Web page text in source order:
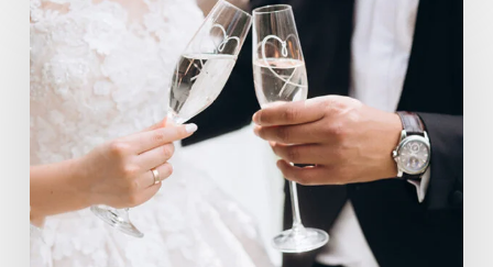
nupciales
que
estamos
dejando
ver